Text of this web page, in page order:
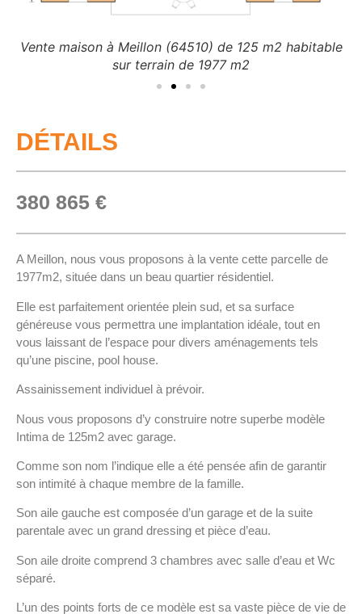
Vente maison à Meillon (64510) de 125 m2 habitable
sur terrain de 1977 m2
DÉTAILS
380 865 €
A Meillon, nous vous proposons à la vente cette parcelle de
1977m2, située dans un beau quartier résidentiel.
Elle est parfaitement orientée plein sud, et sa surface
généreuse vous permettra une implantation idéale, tout en
vous laissant de l’espace pour divers aménagements tels
qu’une piscine, pool house.
Assainissement individuel à prévoir.
Nous vous proposons d’y construire notre superbe modèle
Intima de 125m2 avec garage.
Comme son nom l’indique elle a été pensée afin de garantir
son intimité à chaque membre de la famille.
Son aile gauche est composée d’un garage et de la suite
parentale avec un grand dressing et pièce d’eau.
Son aile droite comprend 3 chambres avec salle d’eau et Wc
séparé.
L’un des points forts de ce modèle est sa vaste pièce de vie de